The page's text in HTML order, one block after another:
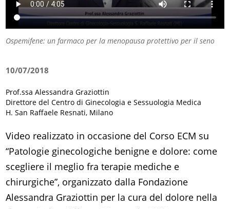
Ospemifene: un farmaco per la menopausa protettivo per il seno
10/07/2018
Prof.ssa Alessandra Graziottin
Direttore del Centro di Ginecologia e Sessuologia Medica
H. San Raffaele Resnati, Milano
Video realizzato in occasione del Corso ECM su
“Patologie ginecologiche benigne e dolore: come
scegliere il meglio fra terapie mediche e
chirurgiche”, organizzato dalla Fondazione
Alessandra Graziottin per la cura del dolore nella